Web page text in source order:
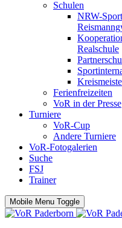
Schulen
NRW-
Realschule
Ferienfreizeiten
VoR in der Presse
Turniere
VoR-Cup
Andere Turniere
VoR-Fotogalerien
Suche
FSJ
Trainer
Mobile Menu Toggle